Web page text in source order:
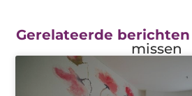
Gerelateerde berichten
missen